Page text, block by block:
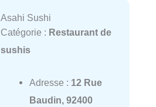
Asahi Sushi
Catégorie : Restaurant de
sushis
Adresse : 12 Rue
Baudin, 92400